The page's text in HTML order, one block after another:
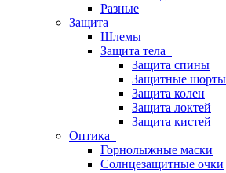
Разные
Защита
Шлемы
Защита тела
Защита спины
Защитные шорты
Защита колен
Защита локтей
Защита кистей
Оптика
Горнолыжные маски
Солнцезащитные очки